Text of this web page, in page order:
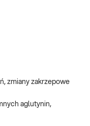
zmiany zakrzepowe
aglutynin,